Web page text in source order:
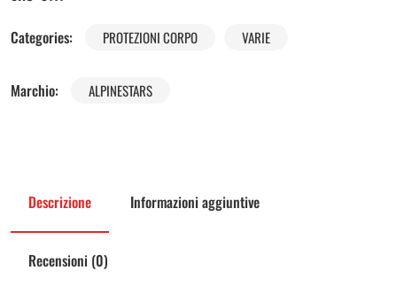
Categories:
PROTEZIONI CORPO VARIE
Marchio: ALPINESTARS
Descrizione Informazioni aggiuntive
Recensioni (0)